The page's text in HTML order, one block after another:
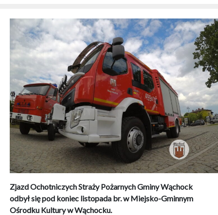
Zjazd Ochotniczych Straży Pożarnych Gminy Wąchock
odbył się pod koniec listopada br. w Miejsko-Gminnym
Ośrodku Kultury w Wąchocku.